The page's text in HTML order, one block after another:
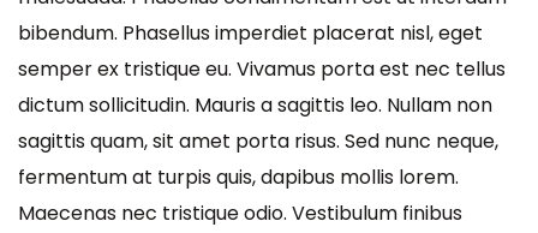
bibendum. Phasellus imperdiet placerat nisl, eget
semper ex tristique eu. Vivamus porta est nec tellus
dictum sollicitudin. Mauris a sagittis leo. Nullam non
sagittis quam, sit amet porta risus. Sed nunc neque,
fermentum at turpis quis, dapibus mollis lorem.
Maecenas nec tristique odio. Vestibulum finibus